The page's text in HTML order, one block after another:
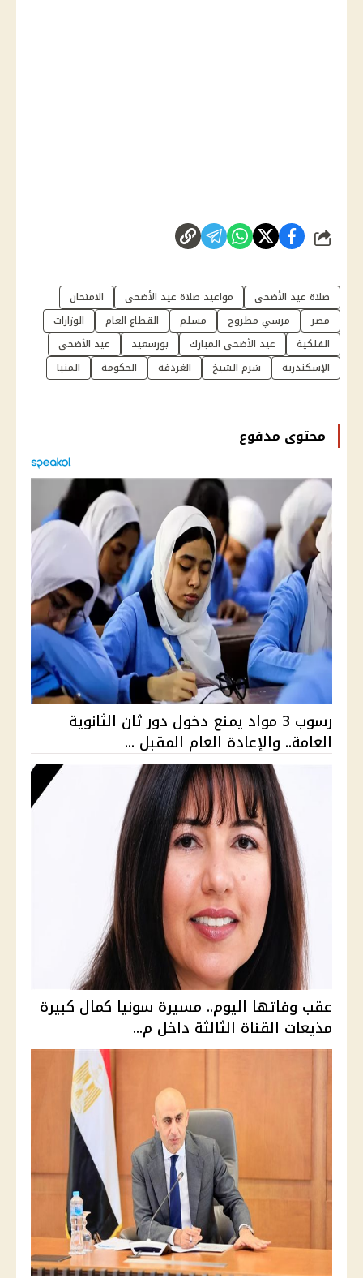
شارك
صلاة عيد الأضحى مواعيد صلاة عيد الأضحى
الامتحان
مصر
مرسي مطروح مسلم القطاع العام
الوزارات
الفلكية
عيد الأضحى المبارك بورسعيد
عيد الأضحى
الإسكندرية
شرم الشيخ الغردقة الحكومة المنيا
محتوى مدفوع
رسوب 3 مواد يمنع دخول دور ثان الثانوية
العامة.. والإعادة العام المقبل ...
عقب وفاتها اليوم.. مسيرة سونيا كمال كبيرة
مذيعات القناة الثالثة داخل م...